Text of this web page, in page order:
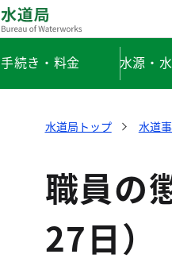
手続き・料金 水源・
水道局トップ 水道
職員の
27日）